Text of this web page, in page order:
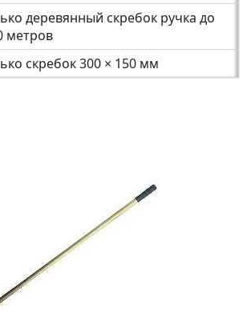
деревянный скребок ручка до
метров
скребок 300 × 150 мм